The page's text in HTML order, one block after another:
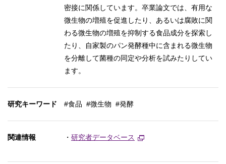
密接に関係しています。卒業論文では、有用な
微生物の増殖を促進したり、あるいは腐敗に関
わる微生物の増殖を抑制する食品成分を探索し
たり、自家製のパン発酵種中に含まれる微生物
を分離して菌種の同定や分析を試みたりしてい
ます。
研究キーワード #食品 #微生物 #発酵
関連情報 ・ 研究者データベース